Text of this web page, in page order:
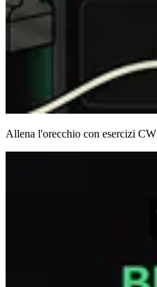
Allena l'orecchio con esercizi CW